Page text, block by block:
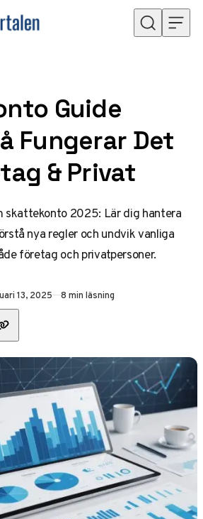
Guide
Fungerar Det
& Privat
skattekonto 2025: Lär dig hantera
nya regler och undvik vanliga
företag och privatpersoner.
13, 2025 8 min läsning